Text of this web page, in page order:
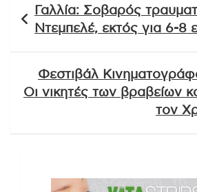
άρθρων
Γαλλία: Σοβαρός
Ντεμπελέ, εκτός για 6-8
Φεστιβάλ
Οι νικητές των βραβείων
τον